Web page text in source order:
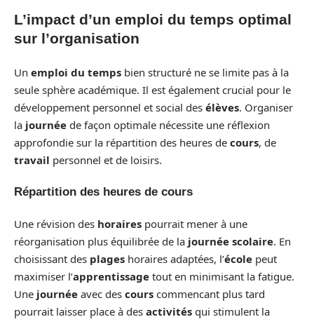
L’impact d’un emploi du temps optimal
sur l’organisation
Un emploi du temps bien structuré ne se limite pas à la
seule sphère académique. Il est également crucial pour le
développement personnel et social des élèves. Organiser
la journée de façon optimale nécessite une réflexion
approfondie sur la répartition des heures de cours, de
travail personnel et de loisirs.
Répartition des heures de cours
Une révision des horaires pourrait mener à une
réorganisation plus équilibrée de la journée scolaire. En
choisissant des plages horaires adaptées, l’école peut
maximiser l’apprentissage tout en minimisant la fatigue.
Une journée avec des cours commencant plus tard
pourrait laisser place à des activités qui stimulent la